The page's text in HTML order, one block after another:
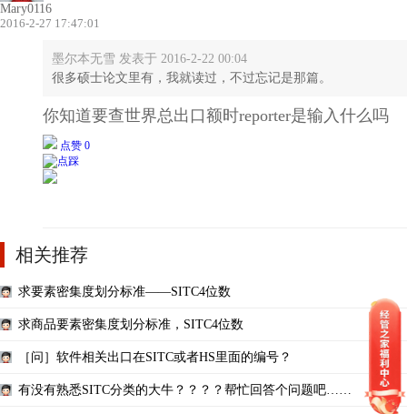
Mary0116
2016-2-27 17:47:01
墨尔本无雪 发表于 2016-2-22 00:04
很多硕士论文里有，我就读过，不过忘记是那篇。
你知道要查世界总出口额时reporter是输入什么吗
点赞 0
相关推荐
求要素密集度划分标准——SITC4位数
求商品要素密集度划分标准，SITC4位数
［问］软件相关出口在SITC或者HS里面的编号？
有没有熟悉SITC分类的大牛？？？？帮忙回答个问题吧……